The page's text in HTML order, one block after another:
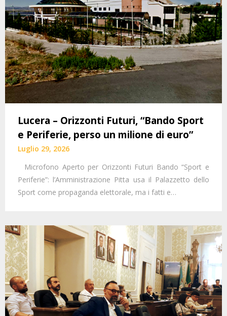
Lucera – Orizzonti Futuri, “Bando Sport
e Periferie, perso un milione di euro”
Luglio 29, 2026
Microfono Aperto per Orizzonti Futuri Bando “Sport e
Periferie”: l’Amministrazione Pitta usa il Palazzetto dello
Sport come propaganda elettorale, ma i fatti e…